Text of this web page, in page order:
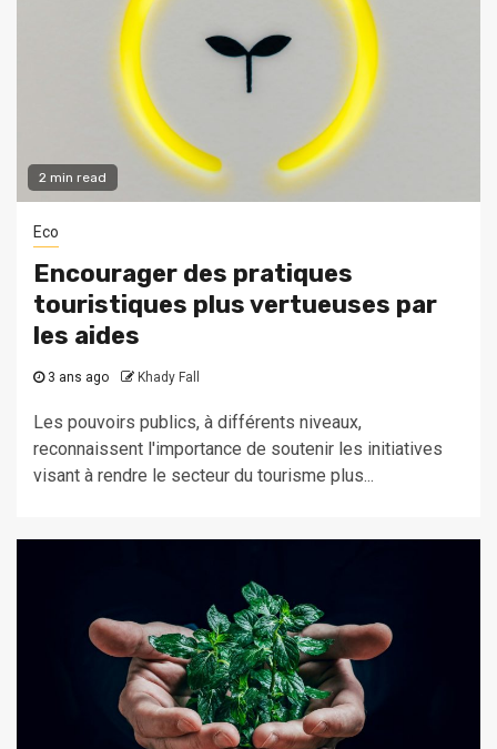
2 min read
Eco
Encourager des pratiques
touristiques plus vertueuses par
les aides
3 ans ago Khady Fall
Les pouvoirs publics, à différents niveaux,
reconnaissent l'importance de soutenir les initiatives
visant à rendre le secteur du tourisme plus...